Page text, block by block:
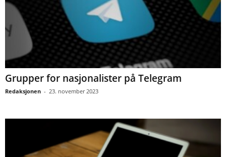
Grupper for nasjonalister på Telegram
Redaksjonen - 23. november 2023